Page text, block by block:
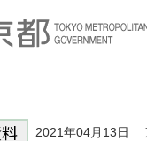
2021年04月13日